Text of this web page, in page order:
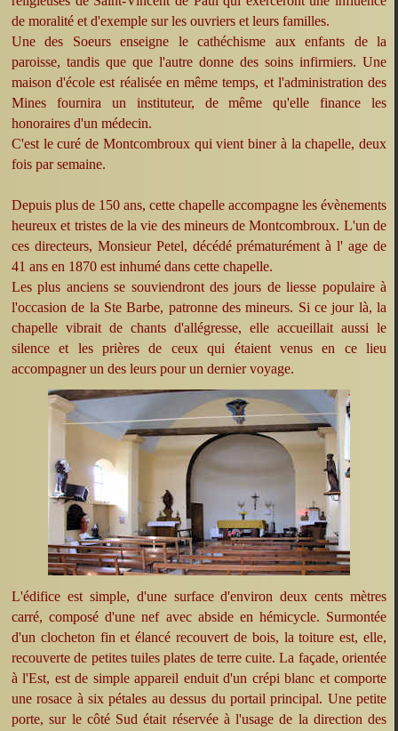
de moralité et d'exemple sur les ouvriers et leurs familles.
Une des Soeurs enseigne le cathéchisme aux enfants de la
paroisse, tandis que que l'autre donne des soins infirmiers. Une
maison d'école est réalisée en même temps, et l'administration des
Mines fournira un instituteur, de même qu'elle finance les
honoraires d'un médecin.
C'est le curé de Montcombroux qui vient biner à la chapelle, deux
fois par semaine.
Depuis plus de 150 ans, cette chapelle accompagne les évènements
heureux et tristes de la vie des mineurs de Montcombroux. L'un de
ces directeurs, Monsieur Petel, décédé prématurément à l' age de
41 ans en 1870 est inhumé dans cette chapelle.
Les plus anciens se souviendront des jours de liesse populaire à
l'occasion de la Ste Barbe, patronne des mineurs. Si ce jour là, la
chapelle vibrait de chants d'allégresse, elle accueillait aussi le
silence et les prières de ceux qui étaient venus en ce lieu
accompagner un des leurs pour un dernier voyage.
L'édifice est simple, d'une surface d'environ deux cents mètres
carré, composé d'une nef avec abside en hémicycle. Surmontée
d'un clocheton fin et élancé recouvert de bois, la toiture est, elle,
recouverte de petites tuiles plates de terre cuite. La façade, orientée
à l'Est, est de simple appareil enduit d'un crépi blanc et comporte
une rosace à six pétales au dessus du portail principal. Une petite
porte, sur le côté Sud était réservée à l'usage de la direction des